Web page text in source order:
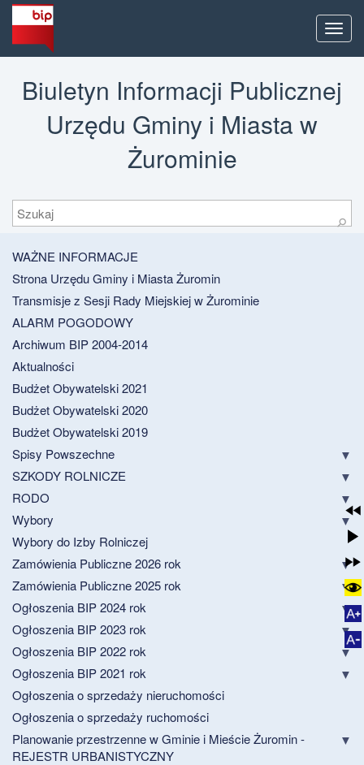
Menu
Biuletyn Informacji Publicznej
Urzędu Gminy i Miasta w
Żurominie
Szukaj
⚲
WAŻNE INFORMACJE
Strona Urzędu Gminy i Miasta Żuromin
Transmisje z Sesji Rady Miejskiej w Żurominie
ALARM POGODOWY
Archiwum BIP 2004-2014
Aktualności
Budżet Obywatelski 2021
Budżet Obywatelski 2020
Budżet Obywatelski 2019
Spisy Powszechne
SZKODY ROLNICZE
RODO
Wybory
Wybory do Izby Rolniczej
Zamówienia Publiczne 2026 rok
Zamówienia Publiczne 2025 rok
Ogłoszenia BIP 2024 rok
Ogłoszenia BIP 2023 rok
Ogłoszenia BIP 2022 rok
Ogłoszenia BIP 2021 rok
Ogłoszenia o sprzedaży nieruchomości
Ogłoszenia o sprzedaży ruchomości
Planowanie przestrzenne w Gminie i Mieście Żuromin -
REJESTR URBANISTYCZNY